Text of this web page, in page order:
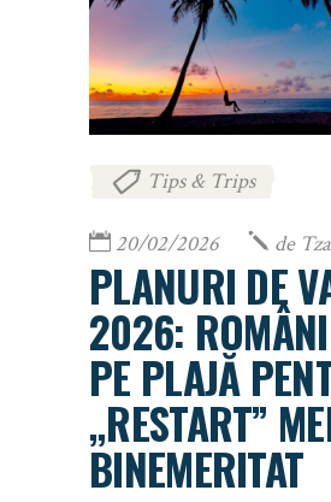
Tips & Trips
20/02/2026 de
PLANURI DE
2026:
PE PLAJĂ
„RESTART”
BINEMERITAT